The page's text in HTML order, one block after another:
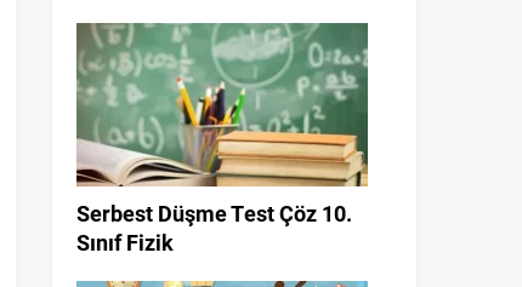
Serbest Düşme Test Çöz 10.
Sınıf Fizik